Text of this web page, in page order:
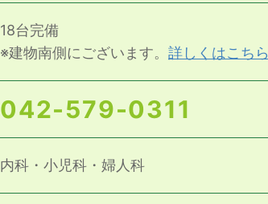
18台完備
※建物南側にございます。 詳しくはこちら
042-579-0311
内科・小児科・婦人科